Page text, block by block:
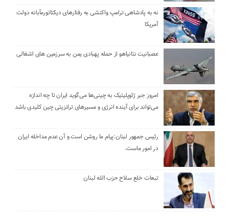
نه به پادشاهی ترامپ واکنشی به رفتارهای دیکتاتورمآبانه دولت
آمریکا
عصبانیت نتانیاهو از حمله پهبادی یمن به سرزمین های اشغالی
امروز جبر ژئوپلیتیک به چینی‌ها می‌گوید ایران تا چه اندازه
می‌تواند برای آینده انرژی و مسیرهای ترانزیتی چین کلیدی باشد
رئیس جمهور لبنان:پیام ما روشن است و آن عدم مداخله ایران
در امور ماست.
تبعات خلع سلاح حزب الله لبنان